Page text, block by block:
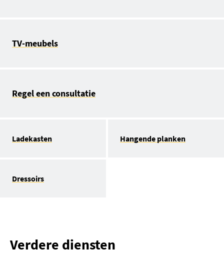
TV-meubels
Regel een consultatie
Ladekasten Hangende planken
Dressoirs
Verdere diensten